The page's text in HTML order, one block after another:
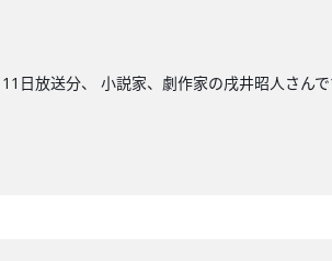
日放送分、 小説家、劇作家の戌井昭人さんで